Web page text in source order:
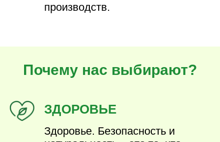
производств.
Почему нас выбирают?
ЗДОРОВЬЕ
Здоровье. Безопасность и